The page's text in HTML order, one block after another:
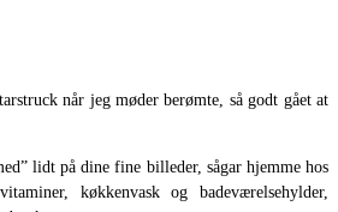
når jeg møder berømte, så godt gået at
lidt på dine fine billeder, sågar hjemme hos
køkkenvask og badeværelsehylder,